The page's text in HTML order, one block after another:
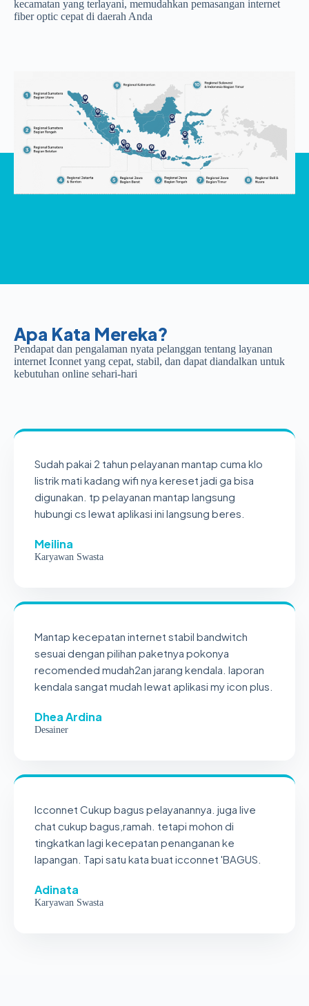
kecamatan yang terlayani, memudahkan pemasangan internet
fiber optic cepat di daerah Anda
Apa Kata Mereka?
Pendapat dan pengalaman nyata pelanggan tentang layanan
internet Iconnet yang cepat, stabil, dan dapat diandalkan untuk
kebutuhan online sehari-hari
Sudah pakai 2 tahun pelayanan mantap cuma klo
listrik mati kadang wifi nya kereset jadi ga bisa
digunakan. tp pelayanan mantap langsung
hubungi cs lewat aplikasi ini langsung beres.
Meilina
Karyawan Swasta
Mantap kecepatan internet stabil bandwitch
sesuai dengan pilihan paketnya pokonya
recomended mudah2an jarang kendala. laporan
kendala sangat mudah lewat aplikasi my icon plus.
Dhea Ardina
Desainer
Icconnet Cukup bagus pelayanannya. juga live
chat cukup bagus,ramah. tetapi mohon di
tingkatkan lagi kecepatan penanganan ke
lapangan. Tapi satu kata buat icconnet 'BAGUS.
Adinata
Karyawan Swasta